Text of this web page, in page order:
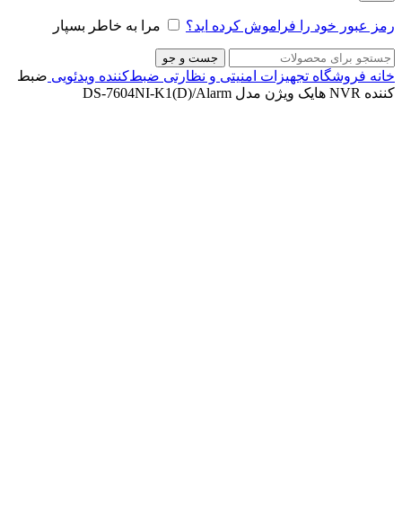
رمز عبور خود را فراموش کرده اید؟ مرا به خاطر بسپار
جست و جو
خانه فروشگاه تجهیزات امنیتی و نظارتی ضبط‌کننده ویدئویی ضبط
کننده NVR هایک ویژن مدل DS-7604NI-K1(D)/Alarm